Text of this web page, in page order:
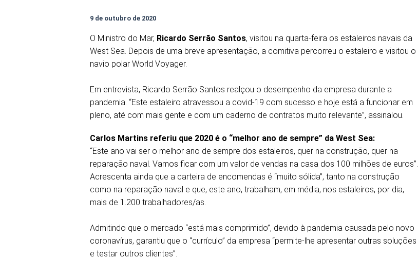
9 de outubro de 2020
O Ministro do Mar, Ricardo Serrão Santos, visitou na quarta-feira os estaleiros navais da
West Sea. Depois de uma breve apresentação, a comitiva percorreu o estaleiro e visitou o
navio polar World Voyager.
Em entrevista, Ricardo Serrão Santos realçou o desempenho da empresa durante a
pandemia. “Este estaleiro atravessou a covid-19 com sucesso e hoje está a funcionar em
pleno, até com mais gente e com um caderno de contratos muito relevante”, assinalou.
Carlos Martins referiu que 2020 é o “melhor ano de sempre” da West Sea:
“Este ano vai ser o melhor ano de sempre dos estaleiros, quer na construção, quer na
reparação naval. Vamos ficar com um valor de vendas na casa dos 100 milhões de euros”.
Acrescenta ainda que a carteira de encomendas é “muito sólida”, tanto na construção
como na reparação naval e que, este ano, trabalham, em média, nos estaleiros, por dia,
mais de 1.200 trabalhadores/as.
Admitindo que o mercado “está mais comprimido”, devido à pandemia causada pelo novo
coronavírus, garantiu que o “currículo” da empresa “permite-lhe apresentar outras soluções
e testar outros clientes”.